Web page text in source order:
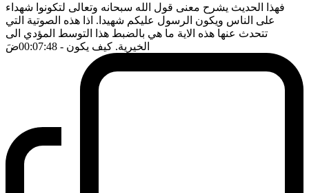
فهذا الحديث يشرح معنى قول الله سبحانه وتعالى لتكونوا شهداء
على الناس ويكون الرسول عليكم شهيدا. اذا هذه الصوتية التي
تتحدث عنها هذه الاية ما هي بالضبط هذا التوسط المؤدي الى
الخيرية. كيف يكون - 00:07:48 ضَ